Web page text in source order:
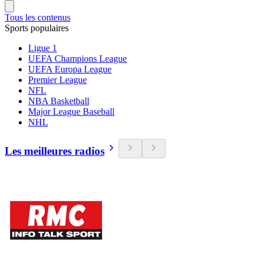
Tous les contenus
Sports populaires
Ligue 1
UEFA Champions League
UEFA Europa League
Premier League
NFL
NBA Basketball
Major League Baseball
NHL
Les meilleures radios